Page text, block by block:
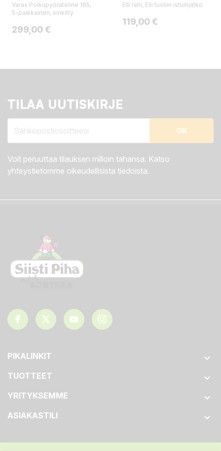
Varax Polkupyöräteline 165,
5-paikkainen, sinkitty
Hinta
299,00 €
Elli rahi, Elli tuoliin istuinjatko
Hinta
119,00 €
TILAA UUTISKIRJE
Voit peruuttaa tilauksen milloin tahansa. Katso
yhteystietomme oikeudellisista tiedoista.
PIKALINKIT 
TUOTTEET 
YRITYKSEMME 
ASIAKASTILI 